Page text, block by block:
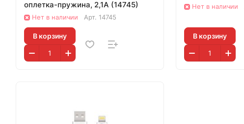
оплетка-пружина, 2,1А (14745)
Нет в наличии Арт. 14745
В корзину
Нет в наличии
В корзину